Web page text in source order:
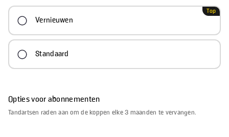
Top
Vernieuwen
Standaard
Opties voor abonnementen
Tandartsen raden aan om de koppen elke 3 maanden te vervangen.